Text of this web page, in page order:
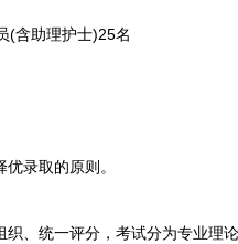
含助理护士)25名
录取的原则。
统一评分，考试分为专业理